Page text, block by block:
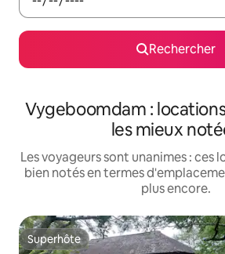
Rechercher
Vygeboomdam :
les mieux
Les voyageurs sont unanimes : ces
bien notés en termes
plus encore.
Superhôte
Superhôte